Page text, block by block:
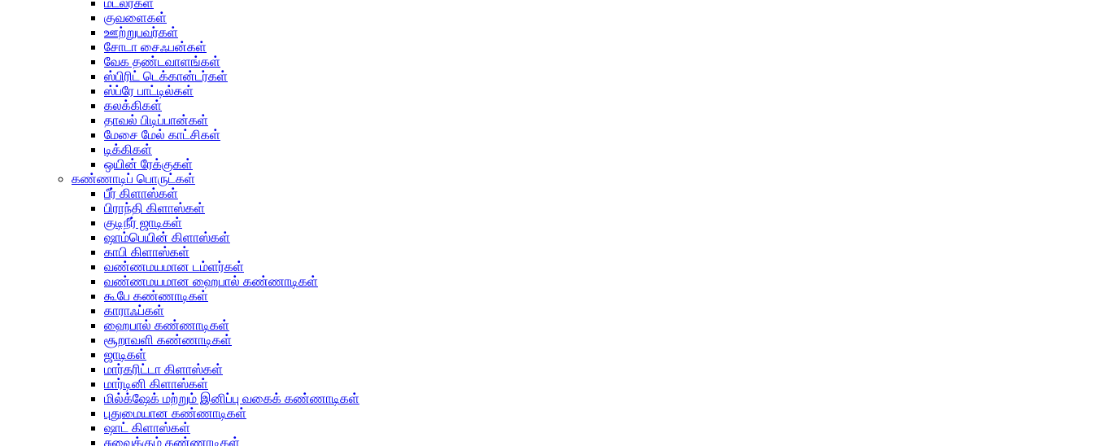
மட்லர்கள்
குவளைகள்
ஊற்றுபவர்கள்
சோடா சைஃபன்கள்
வேக தண்டவாளங்கள்
ஸ்பிரிட் டெக்கான்டர்கள்
ஸ்ப்ரே பாட்டில்கள்
கலக்கிகள்
தாவல் பிடிப்பான்கள்
மேசை மேல் காட்சிகள்
டிக்கிகள்
ஒயின் ரேக்குகள்
கண்ணாடிப் பொருட்கள்
பீர் கிளாஸ்கள்
பிராந்தி கிளாஸ்கள்
குடிநீர் ஜாடிகள்
ஷாம்பெயின் கிளாஸ்கள்
காபி கிளாஸ்கள்
வண்ணமயமான டம்ளர்கள்
வண்ணமயமான ஹைபால் கண்ணாடிகள்
கூபே கண்ணாடிகள்
காராஃப்கள்
ஹைபால் கண்ணாடிகள்
சூறாவளி கண்ணாடிகள்
ஜாடிகள்
மார்கரிட்டா கிளாஸ்கள்
மார்டினி கிளாஸ்கள்
மில்க்‌ஷேக் மற்றும் இனிப்பு வகைக் கண்ணாடிகள்
புதுமையான கண்ணாடிகள்
ஷாட் கிளாஸ்கள்
சுவைக்கும் கண்ணாடிகள்